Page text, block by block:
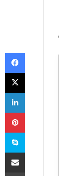
Facebook
X
LinkedIn
Pinterest
Skype
E-Posta ile paylaş